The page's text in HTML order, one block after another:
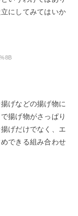
にしてみてはいか
げなどの揚げ物に
揚げ物がさっぱり
げだけでなく、エ
できる組み合わせ